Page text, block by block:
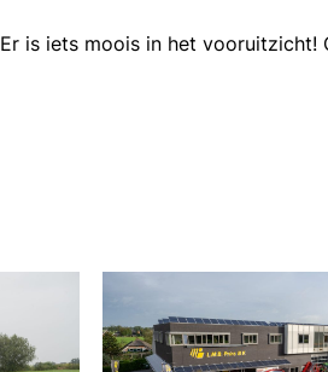
Er is iets moois in het vooruitzicht!